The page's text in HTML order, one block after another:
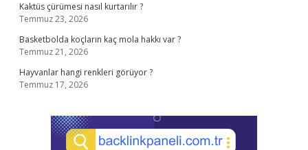
Kaktüs çürümesi nasıl kurtarılır ?
Temmuz 23, 2026
Basketbolda koçların kaç mola hakkı var ?
Temmuz 21, 2026
Hayvanlar hangi renkleri görüyor ?
Temmuz 17, 2026